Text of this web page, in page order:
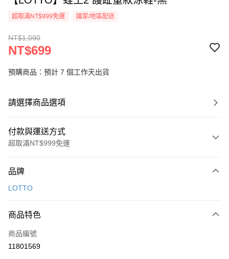
超取滿NT$999免運 國家/地區配送
NT$1,090
NT$699
預購商品：預計 7 個工作天出貨
請選擇商品選項
付款與運送方式
超取滿NT$999免運
信用卡一次付款
LINE Pay
Apple Pay
品牌
LOTTO
商品特色
商品編號
11801569